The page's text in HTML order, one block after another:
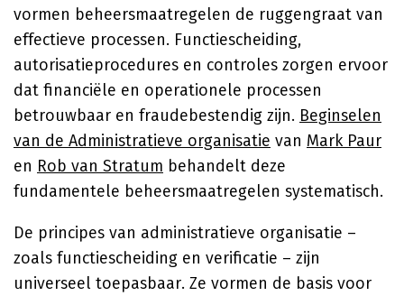
vormen beheersmaatregelen de ruggengraat van
effectieve processen. Functiescheiding,
autorisatieprocedures en controles zorgen ervoor
dat financiële en operationele processen
betrouwbaar en fraudebestendig zijn. Beginselen
van de Administratieve organisatie van Mark Paur
en Rob van Stratum behandelt deze
fundamentele beheersmaatregelen systematisch.
De principes van administratieve organisatie –
zoals functiescheiding en verificatie – zijn
universeel toepasbaar. Ze vormen de basis voor